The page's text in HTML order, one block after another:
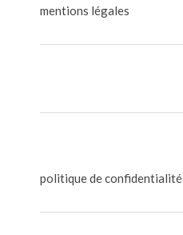
mentions légales
politique de confidentialité